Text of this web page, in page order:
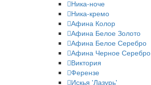
Ника-ноче
Ника-кремо
Афина Колор
Афина Белое Золото
Афина Белое Серебро
Афина Черное Серебро
Виктория
Ферензе
Искья 'Лазурь'